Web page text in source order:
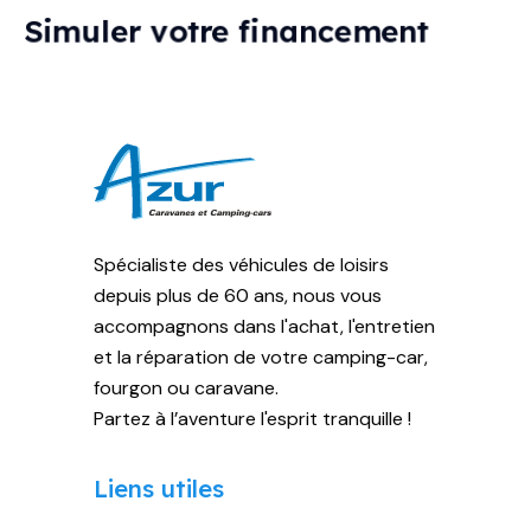
Simuler votre financement
Spécialiste des véhicules de loisirs
depuis plus de 60 ans, nous vous
accompagnons dans l'achat, l'entretien
et la réparation de votre camping-car,
fourgon ou caravane.
Partez à l’aventure l'esprit tranquille !
Liens utiles